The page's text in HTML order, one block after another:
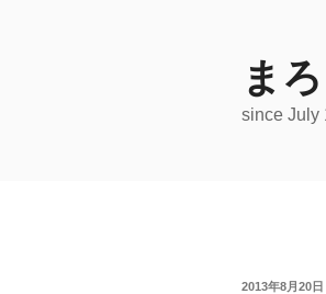
ま
since July
投
2013年8月20日